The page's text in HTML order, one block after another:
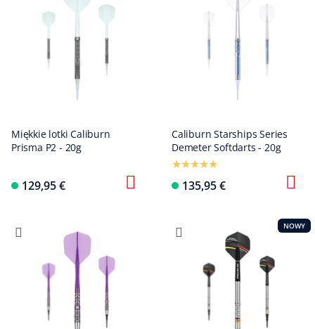
Miękkie lotki Caliburn
Prisma P2 - 20g
129,95 €
Caliburn Starships Series
Demeter Softdarts - 20g
135,95 €
NOWY